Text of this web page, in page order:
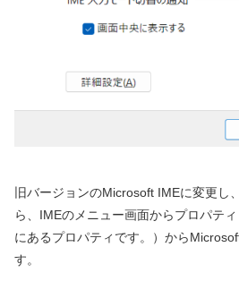
旧バージョンのMicrosoft IMEに変更し
ら、IMEのメニュー画面からプロパテ
にあるプロパティです。）から
す。